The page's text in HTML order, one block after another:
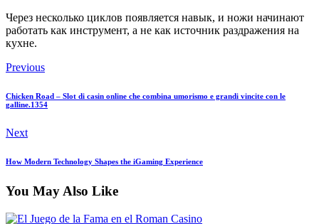
Через несколько циклов появляется навык, и ножи начинают
работать как инструмент, а не как источник раздражения на
кухне.
Previous
Chicken Road – Slot di casin online che combina umorismo e grandi vincite con le
galline.1354
Next
How Modern Technology Shapes the iGaming Experience
You May Also Like